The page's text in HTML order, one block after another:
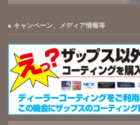
キャンペーン、メディア情報等